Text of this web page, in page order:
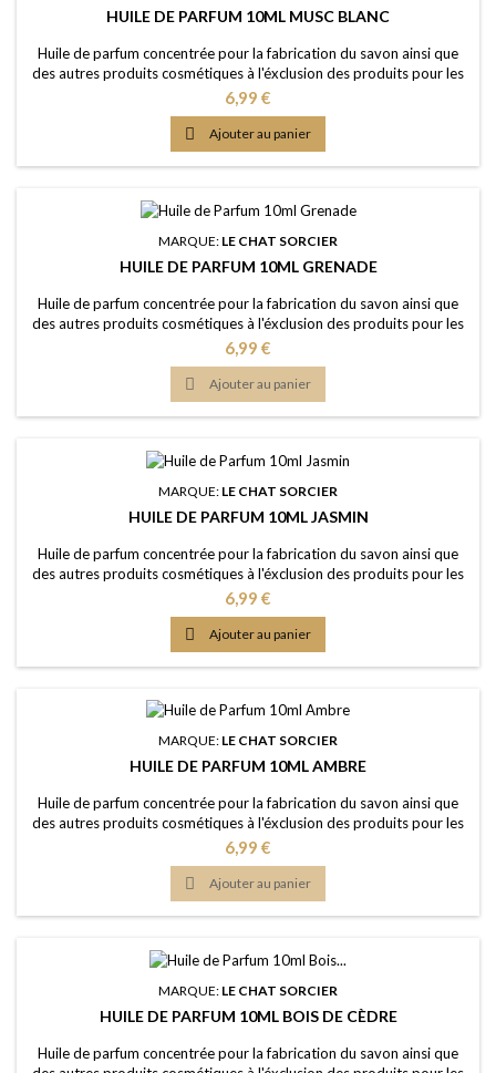
HUILE DE PARFUM 10ML MUSC BLANC
Huile de parfum concentrée pour la fabrication du savon ainsi que
des autres produits cosmétiques à l'éxclusion des produits pour les
lèvres ou la bouche Caractère: arôme frais, propre, savonneux, le
luxe véritable Couleur: Sans colorants - couleur naturelle: Incolorée
Dosage conseillé: 2% à 5% Certification: Certficat de conformité
IFRA 50e et...
Prix
6,99 €
 Ajouter au panier
MARQUE: LE CHAT SORCIER
HUILE DE PARFUM 10ML GRENADE
Huile de parfum concentrée pour la fabrication du savon ainsi que
des autres produits cosmétiques à l'éxclusion des produits pour les
lèvres ou la bouche Caractère: fragrance fruitée, tropicale, aigre-
douce, rafraîchissante Couleur: Sans colorants - couleur naturelle:
Jaune clair Dosage conseillé: 2% à 5% Certification: Certficat de
conformité...
Prix
6,99 €
 Ajouter au panier
MARQUE: LE CHAT SORCIER
HUILE DE PARFUM 10ML JASMIN
Huile de parfum concentrée pour la fabrication du savon ainsi que
des autres produits cosmétiques à l'éxclusion des produits pour les
lèvres ou la bouche Caractère: un arôme floral, profond, sensuel,
ensoleillé Couleur: Sans colorants - couleur naturelle: Jaune clair
Dosage conseillé: 2% à 5% Certification: Certficat de conformité
IFRA 50e et...
Prix
6,99 €
 Ajouter au panier
MARQUE: LE CHAT SORCIER
HUILE DE PARFUM 10ML AMBRE
Huile de parfum concentrée pour la fabrication du savon ainsi que
des autres produits cosmétiques à l'éxclusion des produits pour les
lèvres ou la bouche Caractère: un parfum de luxe, riche, épicé, boisé,
réconfortant Couleur: Sans colorants - couleur naturelle: Dorée
Dosage maximal: IFRA classe 9 (Savon) 2,46% Certification: Certficat
de...
Prix
6,99 €
 Ajouter au panier
MARQUE: LE CHAT SORCIER
HUILE DE PARFUM 10ML BOIS DE CÈDRE
Huile de parfum concentrée pour la fabrication du savon ainsi que